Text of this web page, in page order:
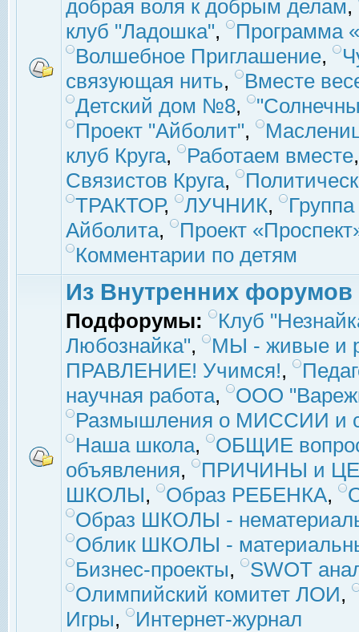
добрая воля к добрым делам,
клуб "Ладошка",
Программа
Волшебное Приглашение,
связующая нить,
Вместе
Детский дом №8,
Проект "Айболит",
клуб Круга, Работаем вместе
Связистов Круга,
ТРАКТОР, ЛУЧНИК,
Айболита,
Проект
Комментарии по детям
Из Внутренних форумов
Подфорумы:
Клуб
Любознайка",
МЫ - живые и
ПРАВЛЕНИЕ! Учимся!,
научная работа,
ООО
Размышления о МИССИИ и
Наша школа,
ОБЩИЕ
объявления,
ПРИЧИНЫ и
ШКОЛЫ, Образ РЕБЕНКА,
Образ ШКОЛЫ -
Облик ШКОЛЫ -
Бизнес-проекты,
SWOT
Олимпийский комитет ЛОИ,
Игры, Интернет-журнал